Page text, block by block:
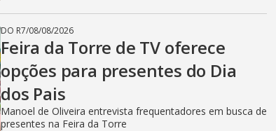
DO R7/08/08/2026
Feira da Torre de TV oferece
opções para presentes do Dia
dos Pais
Manoel de Oliveira entrevista frequentadores em busca de
presentes na Feira da Torre